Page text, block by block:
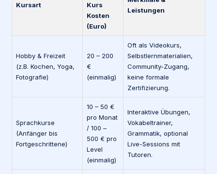
Kursart
Kurs
Kosten
(Euro)
Leistungen
Hobby & Freizeit
(z.B. Kochen, Yoga,
Fotografie)
20 – 200
€
(einmalig)
Oft als Videokurs,
Selbstlernmaterialien,
Community-Zugang,
keine formale
Zertifizierung.
Sprachkurse
(Anfänger bis
Fortgeschrittene)
10 – 50 €
pro Monat
/ 100 –
500 € pro
Level
(einmalig)
Interaktive Übungen,
Vokabeltrainer,
Grammatik, optional
Live-Sessions mit
Tutoren.